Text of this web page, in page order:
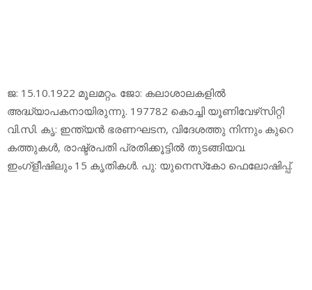
ജ: 15.10.1922 മൂലമറ്റം. ജോ: കലാശാലകളില്‍
അദ്ധ്യാപകനായിരുന്നു. 197782 കൊച്ചി യൂണിവേഴ്‌സിറ്റി
വി.സി. കൃ: ഇന്ത്യന്‍ ഭരണഘടന, വിദേശത്തു നിന്നും കുറെ
കത്തുകള്‍, രാഷ്ട്രപതി പ്രതിക്കൂട്ടില്‍ തുടങ്ങിയവ.
ഇംഗ്‌ളീഷിലും 15 കൃതികള്‍. പു: യുനെസ്‌കോ ഫെലോഷിപ്പ്.